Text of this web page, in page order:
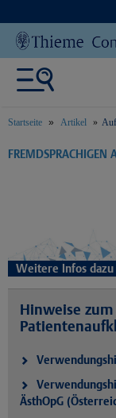
Startseite Artikel
text.skipToContent
text.skipToNavigation
FREMDSPRACHIGEN
Weitere Infos
Hinweise
ÄsthOpG